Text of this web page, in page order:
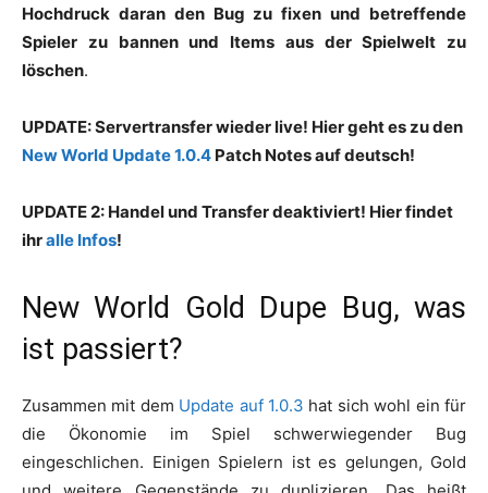
Hochdruck daran den Bug zu fixen und betreffende
Spieler zu bannen und Items aus der Spielwelt zu
löschen.
UPDATE: Servertransfer wieder live! Hier geht es zu den
New World Update 1.0.4 Patch Notes auf deutsch!
UPDATE 2: Handel und Transfer deaktiviert! Hier findet
ihralle Infos!
New World Gold Dupe Bug, was
ist passiert?
Zusammen mit dem Update auf 1.0.3 hat sich wohl ein für
die Ökonomie im Spiel schwerwiegender Bug
eingeschlichen. Einigen Spielern ist es gelungen, Gold